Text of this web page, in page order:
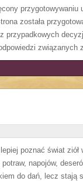
została
przypadkowych
związanych
poznać świat
napojów,
do dań, lecz stają